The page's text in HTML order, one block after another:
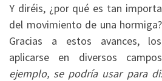
Y diréis, ¿por qué es tan
del movimiento de una
Gracias a estos avances,
aplicarse en diversos
ejemplo, se podría usar para